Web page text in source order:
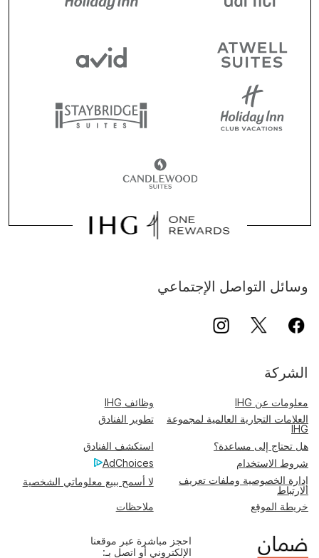
وسائل التواصل الإجتماعي
الشركة
معلومات عن IHG
وظائف IHG
العلامات التجارية العالمية لمجموعة
IHG
تطوير الفنادق
هل تحتاج إلى مساعدة؟
استكشف الفنادق
شروط الاستخدام
AdChoices
إدارة الخصوصية وملفات تعريف
الارتباط
لا أسمح ببيع معلوماتي الشخصية
خريطة الموقع ملاحظات
احجز مباشرة عبر موقعنا
الإلكتروني أو اتصل بـ: